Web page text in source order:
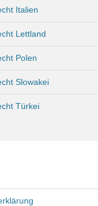
Italien
Lettland
Polen
Slowakei
Türkei